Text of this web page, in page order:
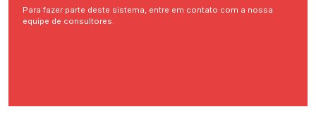
Para fazer parte deste sistema, entre em contato com a nossa
equipe de consultores.